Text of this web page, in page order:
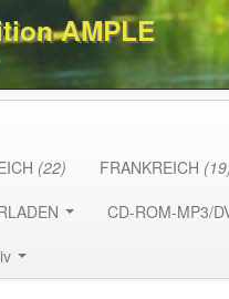
AMPLE
(22) FRANKREICH
CD-ROM-MP3/